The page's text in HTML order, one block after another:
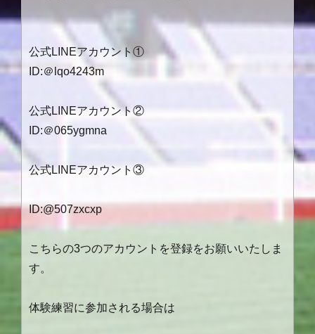
公式LINEアカウント①
ID:＠lqo4243m
公式LINEアカウント②
ID:＠065ygmna
公式LINEアカウント③
ID:@507zxcxp
こちらの3つのアカウントを登録をお願いいたしま
す。
体験練習に参加される場合は